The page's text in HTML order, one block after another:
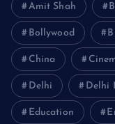
Amit Shah
Bollywood
China
Delhi Delhi
Education